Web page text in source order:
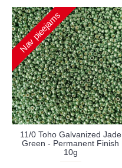
Nav pieejams
11/0 Toho Galvanized Jade
Green - Permanent Finish
10g